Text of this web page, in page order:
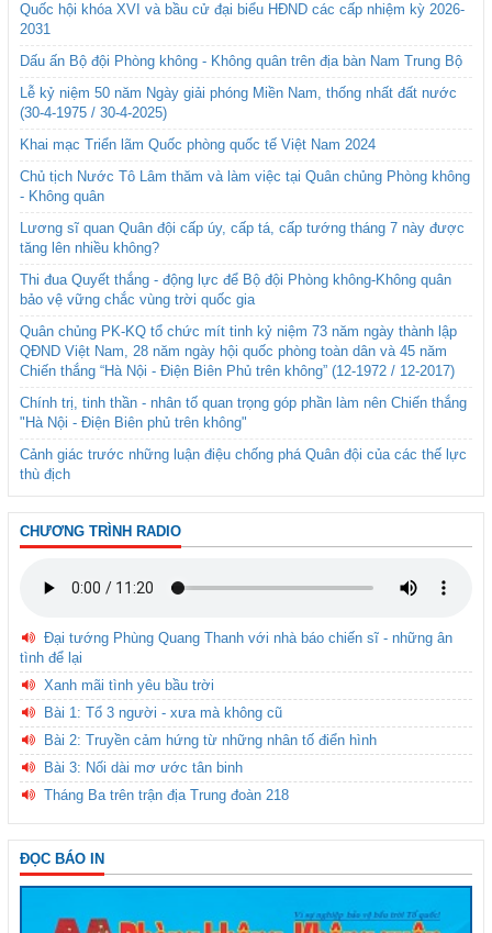
Quốc hội khóa XVI và bầu cử đại biểu HĐND các cấp nhiệm kỳ 2026-
2031
Dấu ấn Bộ đội Phòng không - Không quân trên địa bàn Nam Trung Bộ
Lễ kỷ niệm 50 năm Ngày giải phóng Miền Nam, thống nhất đất nước
(30-4-1975 / 30-4-2025)
Khai mạc Triển lãm Quốc phòng quốc tế Việt Nam 2024
Chủ tịch Nước Tô Lâm thăm và làm việc tại Quân chủng Phòng không
- Không quân
Lương sĩ quan Quân đội cấp úy, cấp tá, cấp tướng tháng 7 này được
tăng lên nhiều không?
Thi đua Quyết thắng - động lực để Bộ đội Phòng không-Không quân
bảo vệ vững chắc vùng trời quốc gia
Quân chủng PK-KQ tổ chức mít tinh kỷ niệm 73 năm ngày thành lập
QĐND Việt Nam, 28 năm ngày hội quốc phòng toàn dân và 45 năm
Chiến thắng “Hà Nội - Điện Biên Phủ trên không” (12-1972 / 12-2017)
Chính trị, tinh thần - nhân tố quan trọng góp phần làm nên Chiến thắng
"Hà Nội - Điện Biên phủ trên không"
Cảnh giác trước những luận điệu chống phá Quân đội của các thế lực
thù địch
CHƯƠNG TRÌNH RADIO
Đại tướng Phùng Quang Thanh với nhà báo chiến sĩ - những ân
tình để lại
Xanh mãi tình yêu bầu trời
Bài 1: Tổ 3 người - xưa mà không cũ
Bài 2: Truyền cảm hứng từ những nhân tố điển hình
Bài 3: Nối dài mơ ước tân binh
Tháng Ba trên trận địa Trung đoàn 218
ĐỌC BÁO IN